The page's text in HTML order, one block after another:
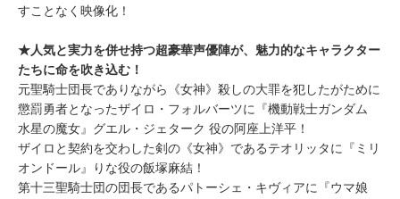
すことなく映像化！
★人気と実力を併せ持つ超豪華声優陣が、魅力的なキャラクター
たちに命を吹き込む！
元聖騎士団長でありながら《女神》殺しの大罪を犯したがために
懲罰勇者となったザイロ・フォルバーツに『機動戦士ガンダム
水星の魔女』グエル・ジェターク 役の阿座上洋平！
ザイロと契約を交わした剣の《女神》であるテオリッタに『ミリ
オンドール』りな役の飯塚麻結！
第十三聖騎士団の団長であるパトーシェ・キヴィアに『ウマ娘